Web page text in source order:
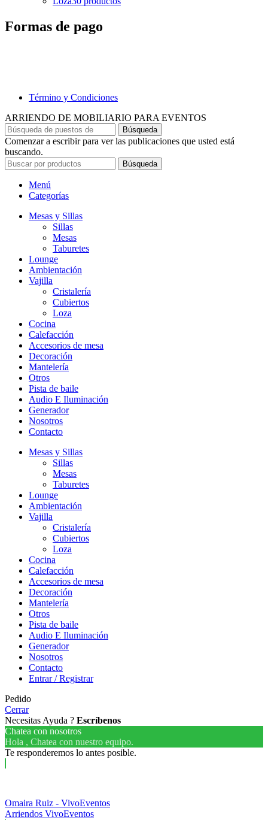
Formas de pago
Término y Condiciones
ARRIENDO DE MOBILIARIO PARA EVENTOS
Búsqueda
Comenzar a escribir para ver las publicaciones que usted está
buscando.
Búsqueda
Menú
Categorías
Mesas y Sillas
Sillas
Mesas
Taburetes
Lounge
Ambientación
Vajilla
Cristalería
Cubiertos
Loza
Cocina
Calefacción
Accesorios de mesa
Decoración
Mantelería
Otros
Pista de baile
Audio E Iluminación
Generador
Nosotros
Contacto
Mesas y Sillas
Sillas
Mesas
Taburetes
Lounge
Ambientación
Vajilla
Cristalería
Cubiertos
Loza
Cocina
Calefacción
Accesorios de mesa
Decoración
Mantelería
Otros
Pista de baile
Audio E Iluminación
Generador
Nosotros
Contacto
Entrar / Registrar
Pedido
Cerrar
Necesitas Ayuda ? Escríbenos
Chatea con nosotros
Hola , Chatea con nuestro equipo.
Te responderemos lo antes posible.
Omaira Ruiz - VivoEventos
Arriendos VivoEventos